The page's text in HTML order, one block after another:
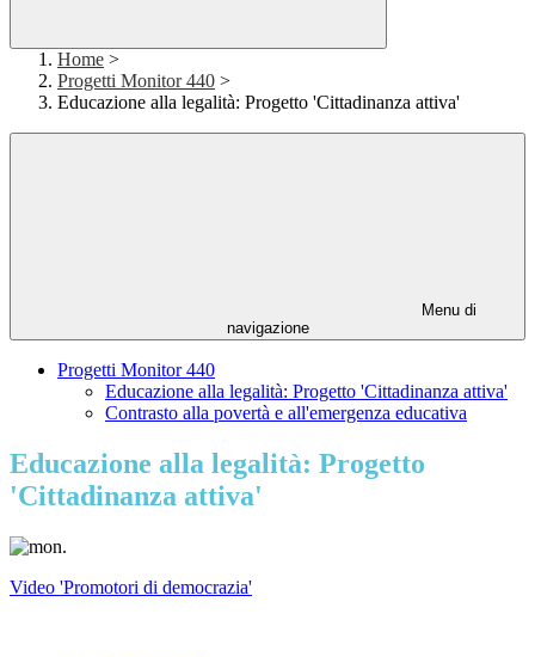
Home >
Progetti Monitor 440 >
Educazione alla legalità: Progetto 'Cittadinanza attiva'
Menu di
navigazione
Progetti Monitor 440
Educazione alla legalità: Progetto 'Cittadinanza attiva'
Contrasto alla povertà e all'emergenza educativa
Educazione alla legalità: Progetto
'Cittadinanza attiva'
Video 'Promotori di democrazia'